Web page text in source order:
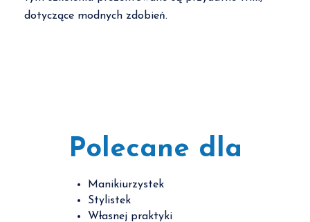
dotyczące modnych zdobień.
Polecane dla
Manikiurzystek
Stylistek
Własnej praktyki